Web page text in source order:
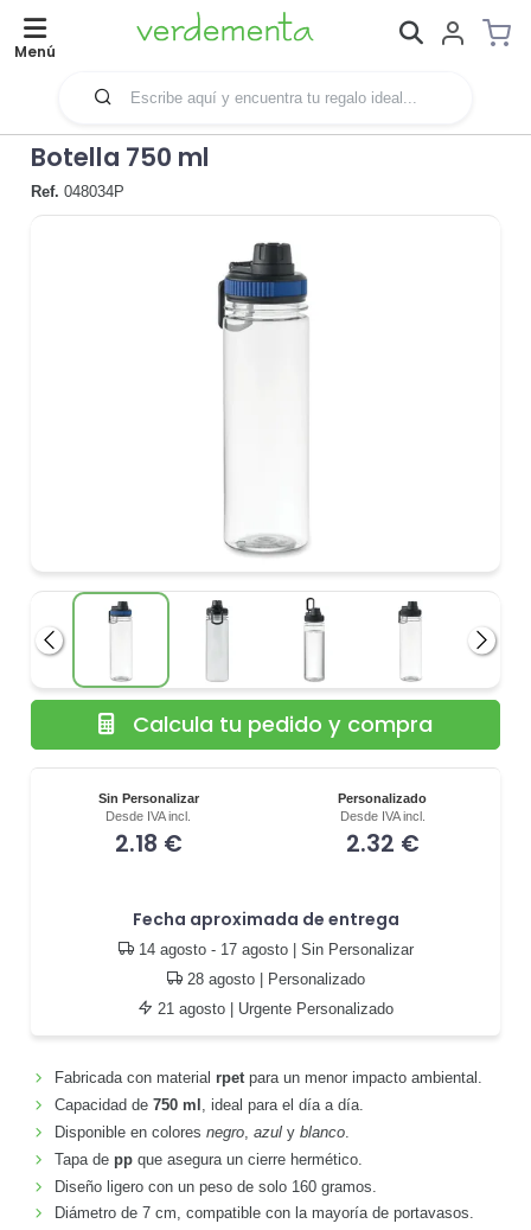
Menú
Botella 750 ml
Ref. 048034P
Anterior
Sin Personalizar
Desde IVA incl.
2.18 €
Personalizado
Desde IVA incl.
2.32 €
Fecha aproximada de entrega
14 agosto - 17 agosto| Sin Personalizar
28 agosto| Personalizado
21 agosto | Urgente Personalizado
Calcula tu pedido y compra
Fabricada con material rpetpara un menor impacto ambiental.
Capacidad de 750 ml
, ideal para el día a día.
Disponible en colores negro, azuly blanco.
Tapa de ppque asegura un cierre hermético.
Diseño ligero con un peso de solo 160 gramos.
Diámetro de 7 cm, compatible con la mayoría de portavasos.